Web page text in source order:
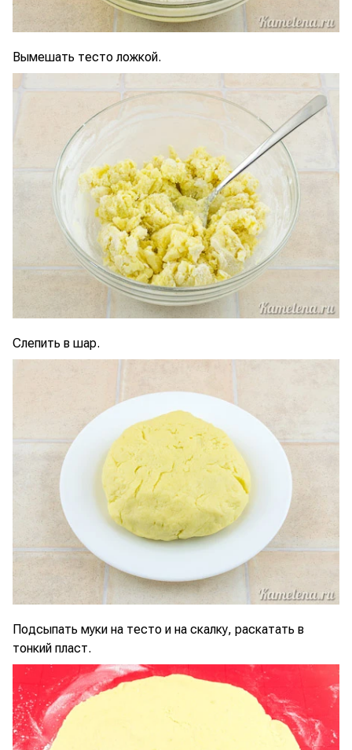
Вымешать тесто ложкой.
Слепить в шар.
Подсыпать муки на тесто и на скалку, раскатать в
тонкий пласт.